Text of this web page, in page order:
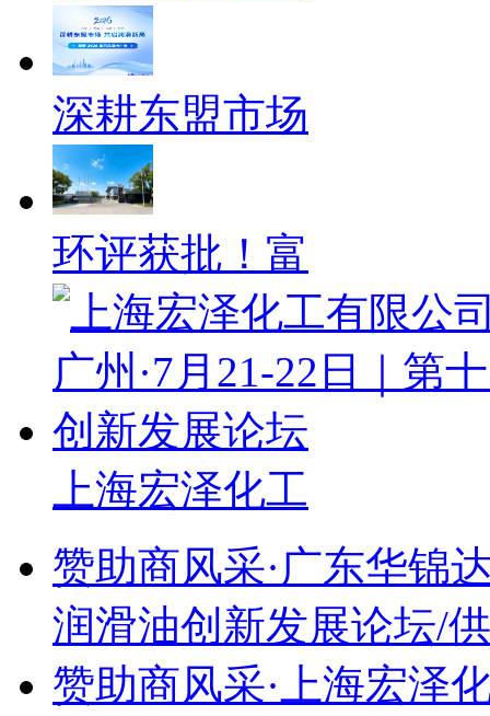
深耕东盟市场
环评获批！富
上海宏泽化工
赞助商风采·广东华锦
润滑油创新发展论坛/
赞助商风采·上海宏泽